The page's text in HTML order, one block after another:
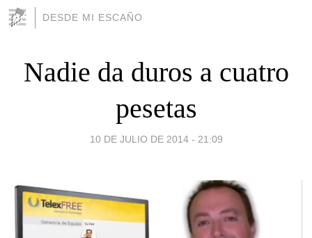
DESDE MI ESCAÑO
Nadie da duros a cuatro
pesetas
10 DE JULIO DE 2014 - 21:09